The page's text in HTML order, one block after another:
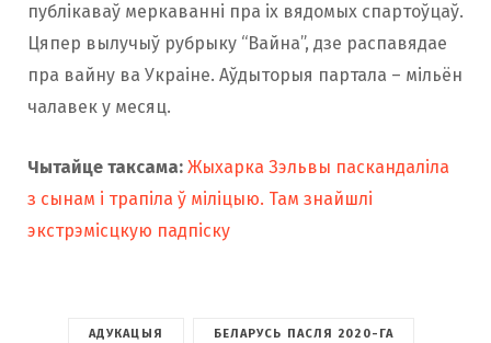
публікаваў меркаванні пра іх вядомых спартоўцаў.
Цяпер вылучыў рубрыку “Вайна”, дзе распавядае
пра вайну ва Украіне. Аўдыторыя партала – мільён
чалавек у месяц.
Чытайце таксама: Жыхарка Зэльвы паскандаліла
з сынам і трапіла ў міліцыю. Там знайшлі
экстрэмісцкую падпіску
АДУКАЦЫЯ БЕЛАРУСЬ ПАСЛЯ 2020-ГА